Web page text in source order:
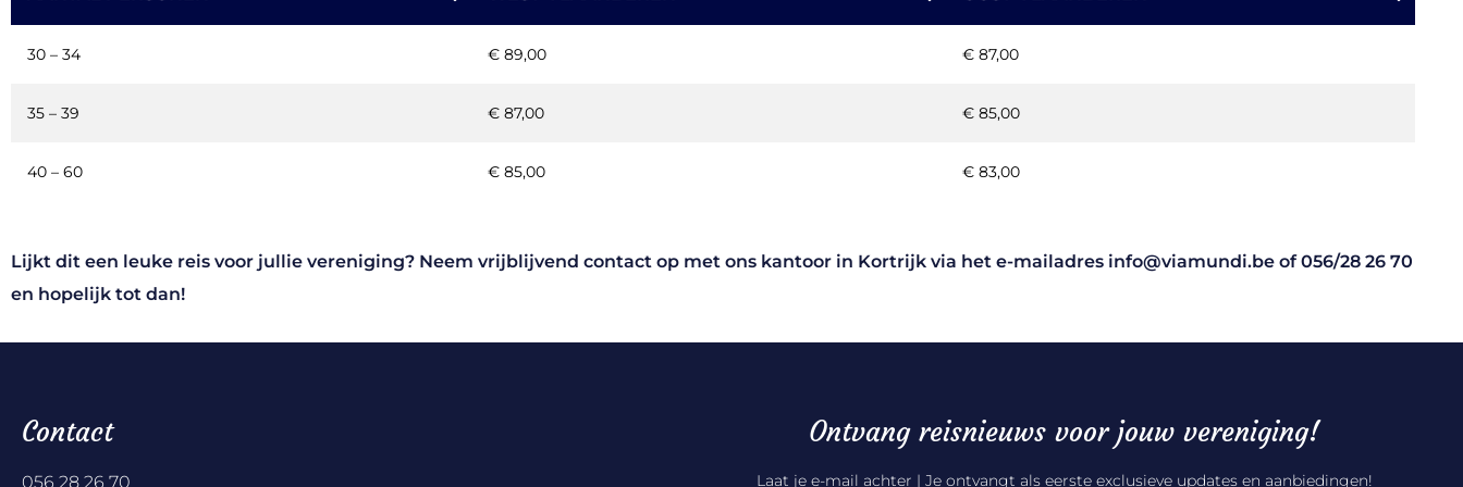
30 – 34 € 89,00 € 87,00
35 – 39 € 87,00 € 85,00
40 – 60 € 85,00 € 83,00
Lijkt dit een leuke reis voor jullie vereniging? Neem vrijblijvend contact op met ons kantoor in Kortrijk via het e-mailadres info@viamundi.be of056/28 26 70
en hopelijk tot dan!
Contact
056 28 26 70
Ontvang reisnieuws voor jouw vereniging!
Laat je e-mail achter | Je ontvangt als eerste exclusieve updates en aanbiedingen!